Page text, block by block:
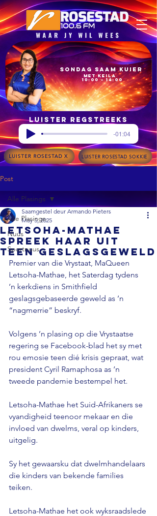
10:00 – 14:00
met Keila
Sondag Saam Kuier
Luister regstreeks
-01:04
LUISTER ROSESTAD X LUISTER ROSESTAD SOKKIE
Post
Alle Plasings
Nuus
Sportnuus
Alle Plasings
Letsoha-Mathae
spreek haar uit
teen geslagsgeweld
Saamgestel deur Armando Pieters
May 5, 2025
Premier van die Vrystaat, MaQueen
Letsoha-Mathae, het Saterdag tydens
’n kerkdiens in Smithfield
geslagsgebaseerde geweld as ’n
“nagmerrie” beskryf.
Volgens ’n plasing op die Vrystaatse
regering se Facebook-blad het sy met
rou emosie teen dié krisis gepraat, wat
president Cyril Ramaphosa as ’n
tweede pandemie bestempel het.
Letsoha-Mathae het Suid-Afrikaners se
vyandigheid teenoor mekaar en die
invloed van dwelms, veral op kinders,
uitgelig.
Sy het gewaarsku dat dwelmhandelaars
die kinders van bekende families
teiken.
Letsoha-Mathae het ook wyksraadslede